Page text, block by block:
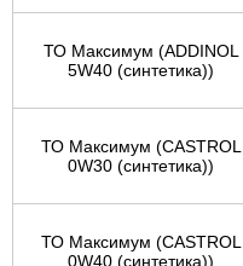
ТО Максимум (ADDINOL
5W40 (синтетика))
ТО Максимум (CASTROL
0W30 (синтетика))
ТО Максимум (CASTROL
0W40 (синтетика))